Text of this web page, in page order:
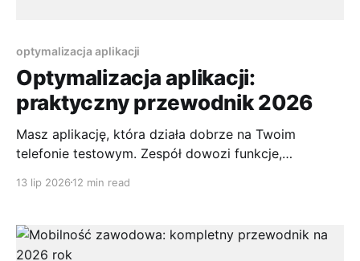
optymalizacja aplikacji
Optymalizacja aplikacji:
praktyczny przewodnik 2026
Masz aplikację, która działa dobrze na Twoim
telefonie testowym. Zespół dowozi funkcje,
testów są niezłe. A potem produkcja mówi coś
przycina podczas scrollowania, filtracja ofert laguje,
a po kilku minutach starszy telefon zaczyna się
13 lip 2026 12 min read